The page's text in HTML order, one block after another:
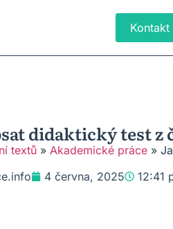
Kontakt
didaktický test z
textů » Akademické práce »
4 června, 2025 12:41